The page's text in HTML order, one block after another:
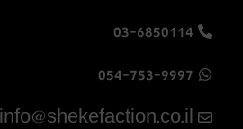
03-6850114
054-753-9997
info@shekefaction.co.il